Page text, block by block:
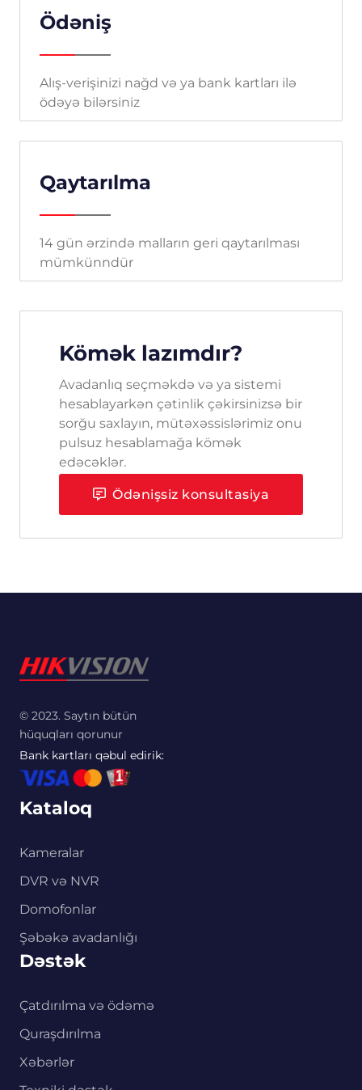
Ödəniş
Alış-verişinizi nağd və ya bank kartları ilə
ödəyə bilərsiniz
Qaytarılma
14 gün ərzində malların geri qaytarılması
mümkünndür
Kömək lazımdır?
Avadanlıq seçməkdə və ya sistemi
hesablayarkən çətinlik çəkirsinizsə bir
sorğu saxlayın, mütəxəssislərimiz onu
pulsuz hesablamağa kömək
edəcəklər.
Ödənişsiz konsultasiya
© 2023. Saytın bütün
hüquqları qorunur
Bank kartları qəbul edirik:
Kataloq
Kameralar
DVR və NVR
Domofonlar
Şəbəkə avadanlığı
Dəstək
Çatdırılma və ödəmə
Quraşdırılma
Xəbərlər